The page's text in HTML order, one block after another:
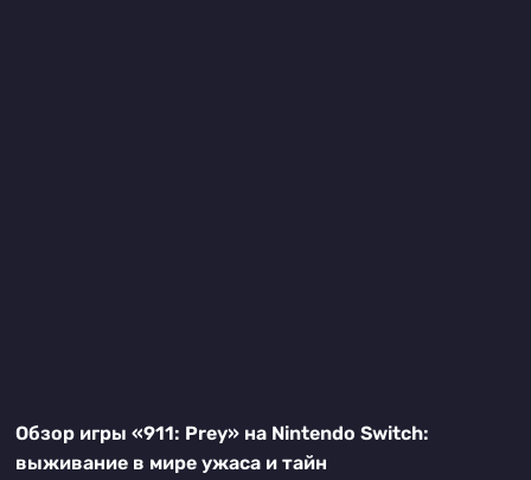
Обзор игры «911: Prey» на Nintendo Switch:
выживание в мире ужаса и тайн